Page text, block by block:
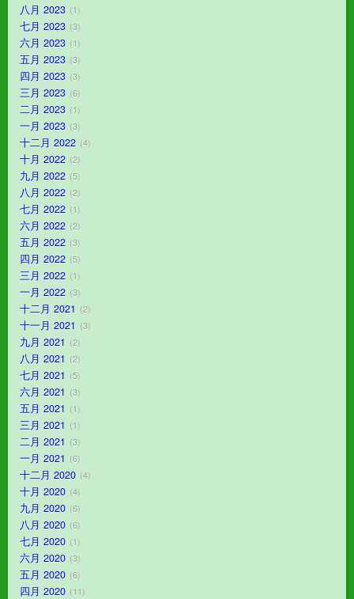
八月 2023 1
七月 2023 3
六月 2023 1
五月 2023 3
四月 2023 3
三月 2023 6
二月 2023 1
一月 2023 3
十二月 2022 4
十月 2022 2
九月 2022 5
八月 2022 2
七月 2022 1
六月 2022 2
五月 2022 3
四月 2022 5
三月 2022 1
一月 2022 3
十二月 2021 2
十一月 2021 3
九月 2021 2
八月 2021 2
七月 2021 5
六月 2021 3
五月 2021 1
三月 2021 1
二月 2021 3
一月 2021 6
十二月 2020 4
十月 2020 4
九月 2020 6
八月 2020 6
七月 2020 1
六月 2020 3
五月 2020 6
四月 2020 11